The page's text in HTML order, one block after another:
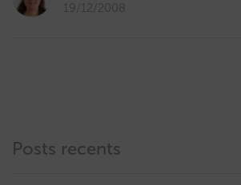
19/12/2008
Posts recents